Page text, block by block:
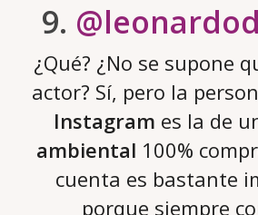
9.
¿Qué? ¿No se supone
actor? Sí, pero la
Instagram es la de
ambiental 100%
cuenta es bastante
porque siempre